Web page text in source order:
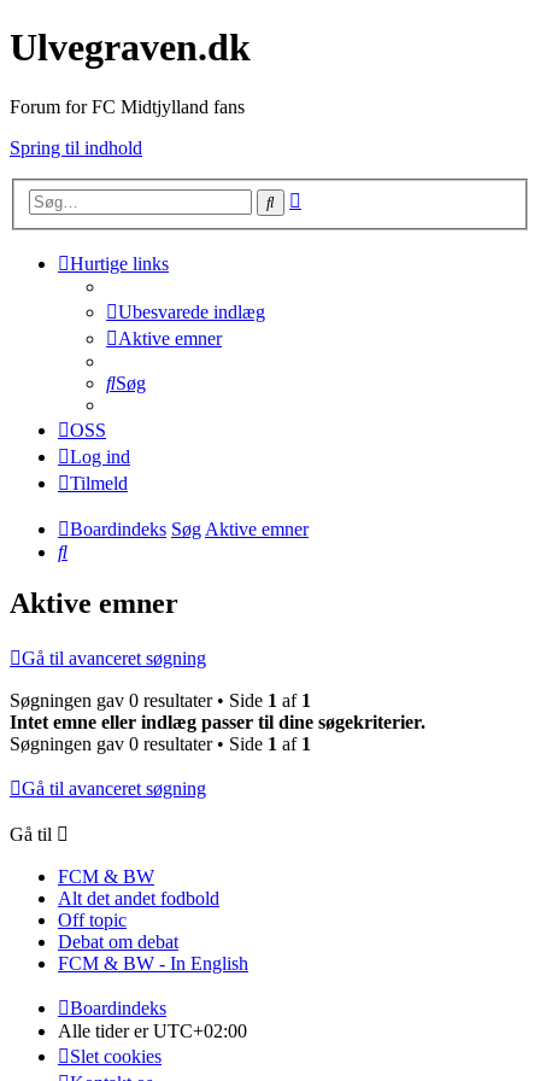
Ulvegraven.dk
Forum for FC Midtjylland fans
Spring til indhold
Søg
Hurtige links
Ubesvarede indlæg
Aktive emner
Søg
OSS
Log ind
Tilmeld
Boardindeks SøgAktive emner
Søg
Aktive emner
Gå til avanceret søgning
Søgningen gav 0 resultater • Side 1 af 1
Intet emne eller indlæg passer til dine søgekriterier.
Søgningen gav 0 resultater • Side 1 af 1
Gå til avanceret søgning
Gå til
FCM & BW
Alt det andet fodbold
Off topic
Debat om debat
FCM & BW - In English
Boardindeks
Alle tider erUTC+02:00
Slet cookies